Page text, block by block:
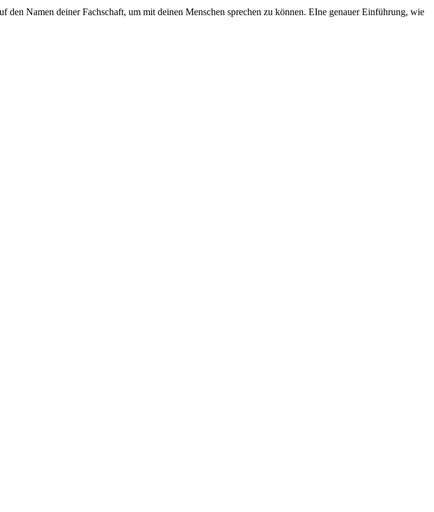
Namen deiner Fachschaft, um mit deinen Menschen sprechen zu können. EIne genauer Einführung, wie